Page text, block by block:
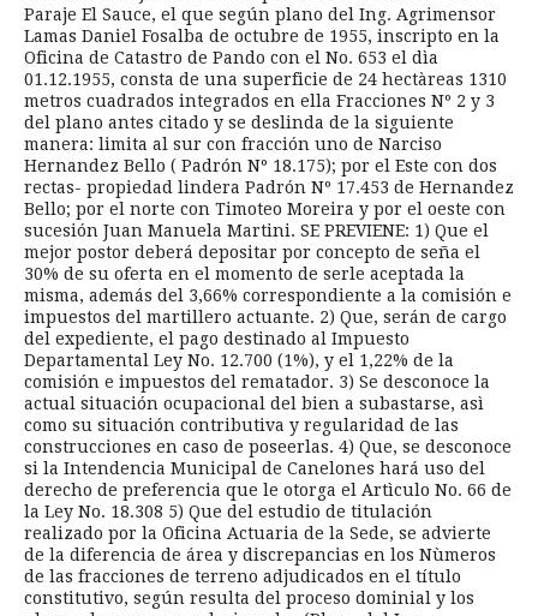
Paraje El Sauce, el que según plano del Ing. Agrimensor
Lamas Daniel Fosalba de octubre de 1955, inscripto en la
Oficina de Catastro de Pando con el No. 653 el dìa
01.12.1955, consta de una superficie de 24 hectàreas 1310
metros cuadrados integrados en ella Fracciones Nº 2 y 3
del plano antes citado y se deslinda de la siguiente
manera: limita al sur con fracción uno de Narciso
Hernandez Bello ( Padrón Nº 18.175); por el Este con dos
rectas- propiedad lindera Padrón Nº 17.453 de Hernandez
Bello; por el norte con Timoteo Moreira y por el oeste con
sucesión Juan Manuela Martini. SE PREVIENE: 1) Que el
mejor postor deberá depositar por concepto de seña el
30% de su oferta en el momento de serle aceptada la
misma, además del 3,66% correspondiente a la comisión e
impuestos del martillero actuante. 2) Que, serán de cargo
del expediente, el pago destinado al Impuesto
Departamental Ley No. 12.700 (1%), y el 1,22% de la
comisión e impuestos del rematador. 3) Se desconoce la
actual situación ocupacional del bien a subastarse, asì
como su situación contributiva y regularidad de las
construcciones en caso de poseerlas. 4) Que, se desconoce
si la Intendencia Municipal de Canelones hará uso del
derecho de preferencia que le otorga el Artìculo No. 66 de
la Ley No. 18.308 5) Que del estudio de titulación
realizado por la Oficina Actuaria de la Sede, se advierte
de la diferencia de área y discrepancias en los Nùmeros
de las fracciones de terreno adjudicados en el título
constitutivo, según resulta del proceso dominial y los